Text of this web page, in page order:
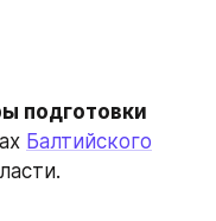
подготовки
Балтийского